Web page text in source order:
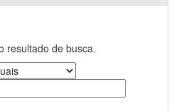
resultado de busca.